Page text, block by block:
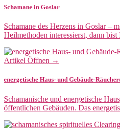
Schamane in Goslar
Schamane des Herzens in Goslar –
Heilmethoden interessierst, dann
Artikel Öffnen →
energetische Haus- und Gebäude-
Schamanische und energetische
öffentlichen Gebäuden. Das